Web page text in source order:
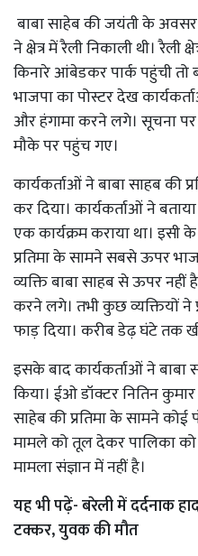
बाबा साहेब की जयंती के
ने क्षेत्र में रैली निकाली थी।
किनारे आंबेडकर पार्क पहुंची तो
भाजपा का पोस्टर देख
और हंगामा करने लगे। सूचना पर
मौके पर पहुंच गए।
कार्यकर्ताओं ने बाबा साहब की
कर दिया। कार्यकर्ताओं ने
एक कार्यक्रम कराया था। इसी
प्रतिमा के सामने सबसे ऊपर
व्यक्ति बाबा साहब से ऊपर नहीं
करने लगे। तभी कुछ व्यक्तियों ने
फाड़ दिया। करीब डेढ़ घंटे तक
इसके बाद कार्यकर्ताओं ने बाबा
किया। ईओ डॉक्टर नितिन
साहेब की प्रतिमा के सामने कोई
मामले को तूल देकर पालिका को
मामला संज्ञान में नहीं है।
यह भी पढ़ें-बरेली में दर्दनाक
टक्कर, युवक की मौत